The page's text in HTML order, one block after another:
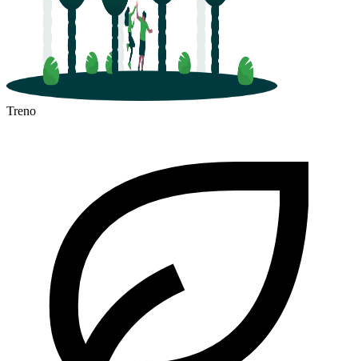
Treno